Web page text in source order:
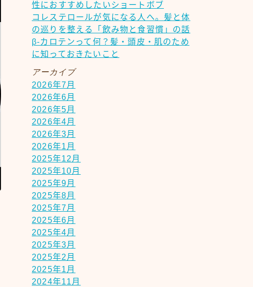
性におすすめしたいショートボブ
コレステロールが気になる人へ。髪と体
の巡りを整える「飲み物と食習慣」の話
β-カロテンって何？髪・頭皮・肌のため
に知っておきたいこと
アーカイブ
2026年7月
2026年6月
2026年5月
2026年4月
2026年3月
2026年1月
2025年12月
2025年10月
2025年9月
2025年8月
2025年7月
2025年6月
2025年4月
2025年3月
2025年2月
2025年1月
2024年11月